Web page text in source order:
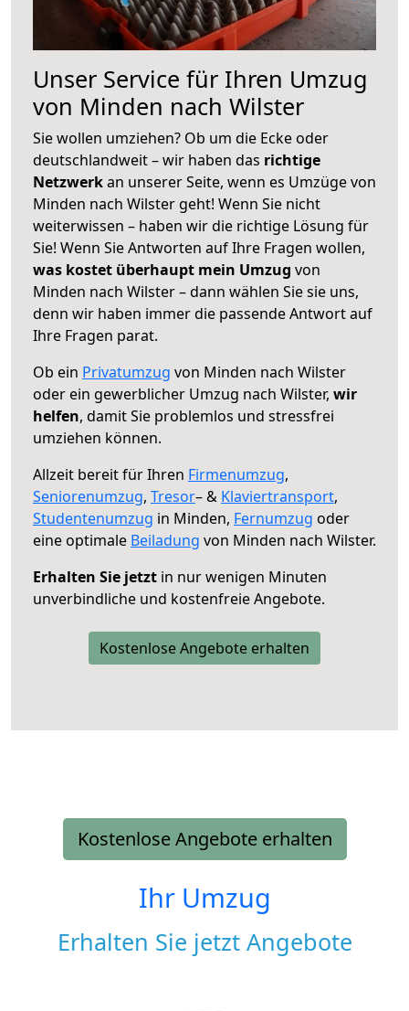
Unser Service für Ihren Umzug
von Minden nach Wilster
Sie wollen umziehen? Ob um die Ecke oder
deutschlandweit – wir haben das richtige
Netzwerkan unserer Seite, wenn es Umzüge von
Minden nach Wilster geht! Wenn Sie nicht
weiterwissen – haben wir die richtige Lösung für
Sie! Wenn Sie Antworten auf Ihre Fragen wollen,
was kostet überhaupt mein Umzug von
Minden nach Wilster – dann wählen Sie sie uns,
denn wir haben immer die passende Antwort auf
Ihre Fragen parat.
Ob ein Privatumzug von Minden nach Wilster
oder ein gewerblicher Umzug nach Wilster, wir
helfen, damit Sie problemlos und stressfrei
umziehen können.
Allzeit bereit für Ihren Firmenumzug,
Seniorenumzug, Tresor– & Klaviertransport,
Studentenumzug in Minden, Fernumzug oder
eine optimale Beiladung von Minden nach Wilster.
Erhalten Sie jetzt in nur wenigen Minuten
unverbindliche und kostenfreie Angebote.
Kostenlose Angebote erhalten
Kostenlose Angebote erhalten
Ihr Umzug
Erhalten Sie jetzt Angebote